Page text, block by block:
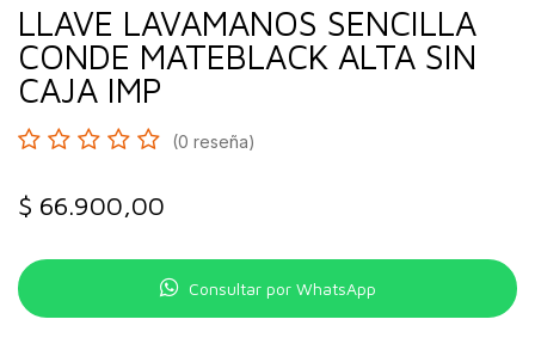
LLAVE LAVAMANOS SENCILLA
CONDE MATEBLACK ALTA SIN
CAJA IMP
(0 reseña)
$ 66.900,00
Consultar por WhatsApp